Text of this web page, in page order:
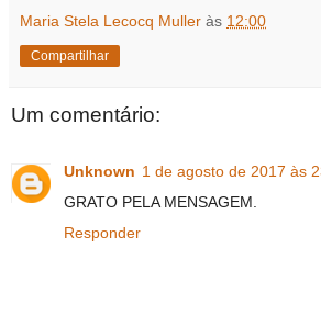
Maria Stela Lecocq Muller às 12:00
Compartilhar
Um comentário:
Unknown 1 de agosto de 2017 às
GRATO PELA MENSAGEM.
Responder